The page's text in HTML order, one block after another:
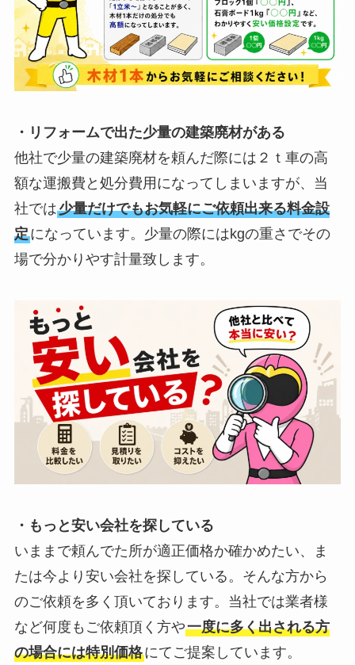
・リフォームで出た少量の建築廃材がある
他社で少量の建築廃材を頼んだ際には２ｔ車の高
額な運搬費と処分費用になってしまいますが、当
社では少量だけでもお気軽にご依頼出来る料金設
定になっています。少量の際にはkgの重さでその
場で分かりやす計量致します。
・もっと安い会社を探している
いままで頼んでた所が適正価格か確かめたい、ま
たは今より安い会社を探している。そんな方から
のご依頼を多く頂いております。当社では業者様
など何度もご依頼頂く方や一度に多く出される方
の場合には特別価格にてご提案しています。